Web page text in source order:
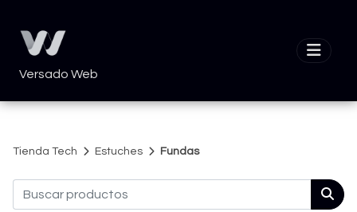
Versado Web
Tienda Tech Estuches Fundas